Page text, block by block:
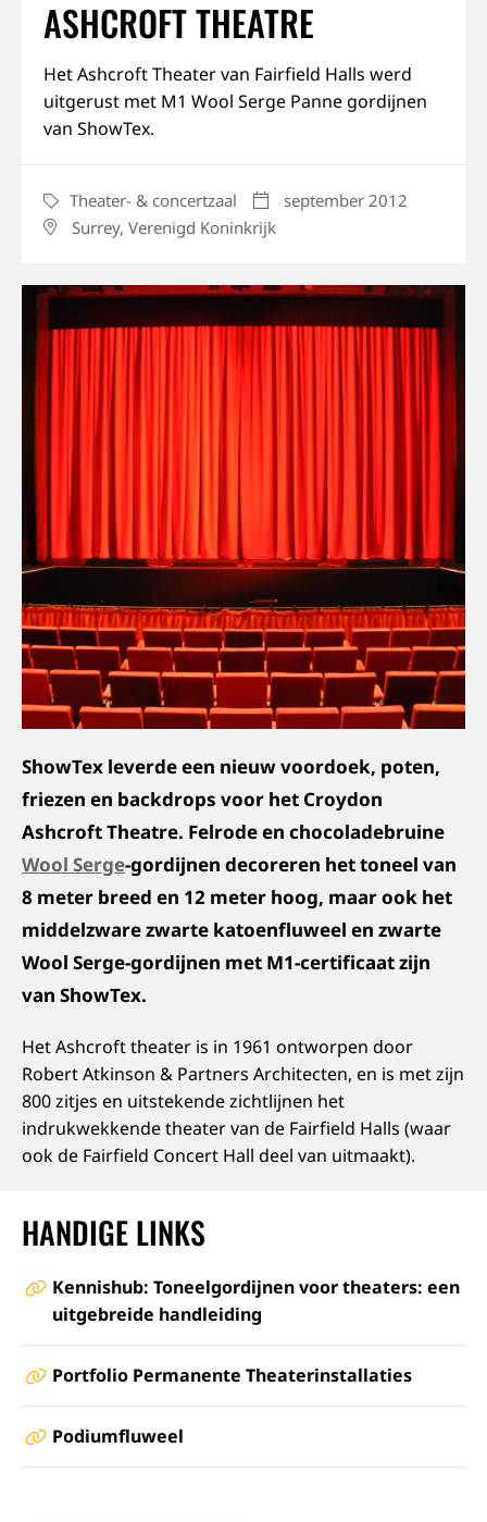
Over ons
Jobs
Blijf op de hoogte
ASHCROFT THEATRE
Het Ashcroft Theater van Fairfield Halls werd
uitgerust met M1 Wool Serge Panne gordijnen
van ShowTex.
CATEGORY
Theater- & concertzaal
DATE
september 2012
Surrey, Verenigd Koninkrijk
ShowTex leverde een nieuw voordoek, poten,
friezen en backdrops voor het Croydon
Ashcroft Theatre. Felrode en chocoladebruine
Wool Serge-gordijnen decoreren het toneel van
8 meter breed en 12 meter hoog, maar ook het
middelzware zwarte katoenfluweel en zwarte
Wool Serge-gordijnen met M1-certificaat zijn
van ShowTex.
Het Ashcroft theater is in 1961 ontworpen door
Robert Atkinson & Partners Architecten, en is met zijn
800 zitjes en uitstekende zichtlijnen het
indrukwekkende theater van de Fairfield Halls (waar
ook de Fairfield Concert Hall deel van uitmaakt).
HANDIGE LINKS
Kennishub: Toneelgordijnen voor theaters: een
uitgebreide handleiding
Portfolio Permanente Theaterinstallaties
Podiumfluweel